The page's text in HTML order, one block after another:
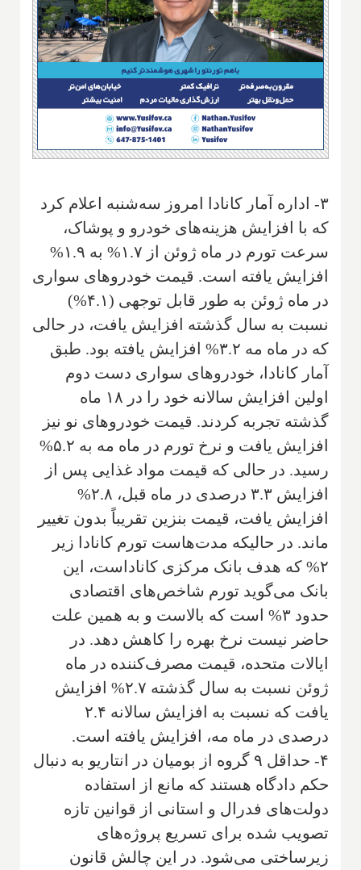
۳- اداره آمار کانادا امروز سه‌شنبه اعلام کرد
که با افزایش هزینه‌های خودرو و پوشاک،
سرعت تورم در ماه ژوئن از ۱.۷% به ۱.۹%
افزایش یافته است. قیمت خودروهای سواری
در ماه ژوئن به طور قابل توجهی (۴.۱%)
نسبت به سال گذشته افزایش یافت، در حالی
که در ماه مه ۳.۲% افزایش یافته بود. طبق
آمار کانادا، خودروهای سواری دست دوم
اولین افزایش سالانه خود را در ۱۸ ماه
گذشته تجربه کردند. قیمت خودروهای نو نیز
افزایش یافت و نرخ تورم در ماه مه به ۵.۲%
رسید. در حالی که قیمت مواد غذایی پس از
افزایش ۳.۳ درصدی در ماه قبل، ۲.۸%
افزایش یافت، قیمت بنزین تقریباً بدون تغییر
ماند. در حالیکه مدت‌هاست تورم کانادا زیر
۲% که هدف بانک مرکزی کاناداست، این
بانک می‌گوید تورم شاخص‌های اقتصادی
حدود ۳% است که بالاست و به همین علت
حاضر نیست نرخ بهره را کاهش دهد. در
ایالات متحده، قیمت مصرف‌کننده در ماه
ژوئن نسبت به سال گذشته ۲.۷% افزایش
یافت که نسبت به افزایش سالانه ۲.۴
درصدی در ماه مه، افزایش یافته است.
۴- حداقل ۹ گروه از بومیان در انتاریو به دنبال
حکم دادگاه هستند که مانع از استفاده
دولت‌های فدرال و استانی از قوانین تازه
تصویب شده برای تسریع پروژه‌های
زیرساختی می‌شود. در این چالش قانون